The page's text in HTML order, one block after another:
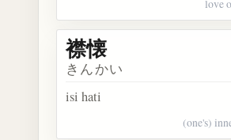
love
襟懐
きんかい
isi hati
(one's)